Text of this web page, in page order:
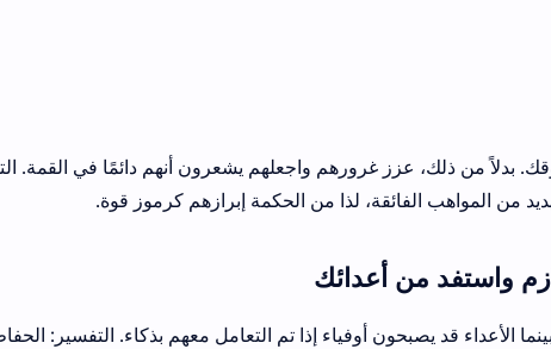
بدلاً من ذلك، عزز غرورهم واجعلهم يشعرون أنهم دائمًا في القمة.
من المواهب الفائقة، لذا من الحكمة إبرازهم كرموز قوة.
الأعداء قد يصبحون أوفياء إذا تم التعامل معهم بذكاء. التفسير: